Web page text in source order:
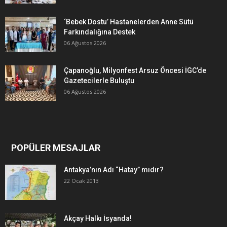
‘Bebek Dostu’ Hastanelerden Anne Sütü
Farkındalığına Destek
06 Ağustos 2026
Çapanoğlu, Milyonfest Arsuz Öncesi İGC’de
Gazetecilerle Buluştu
06 Ağustos 2026
POPÜLER MESAJLAR
Antakya’nın Adı “Hatay” mıdır?
22 Ocak 2013
Akçay Halkı İsyanda!